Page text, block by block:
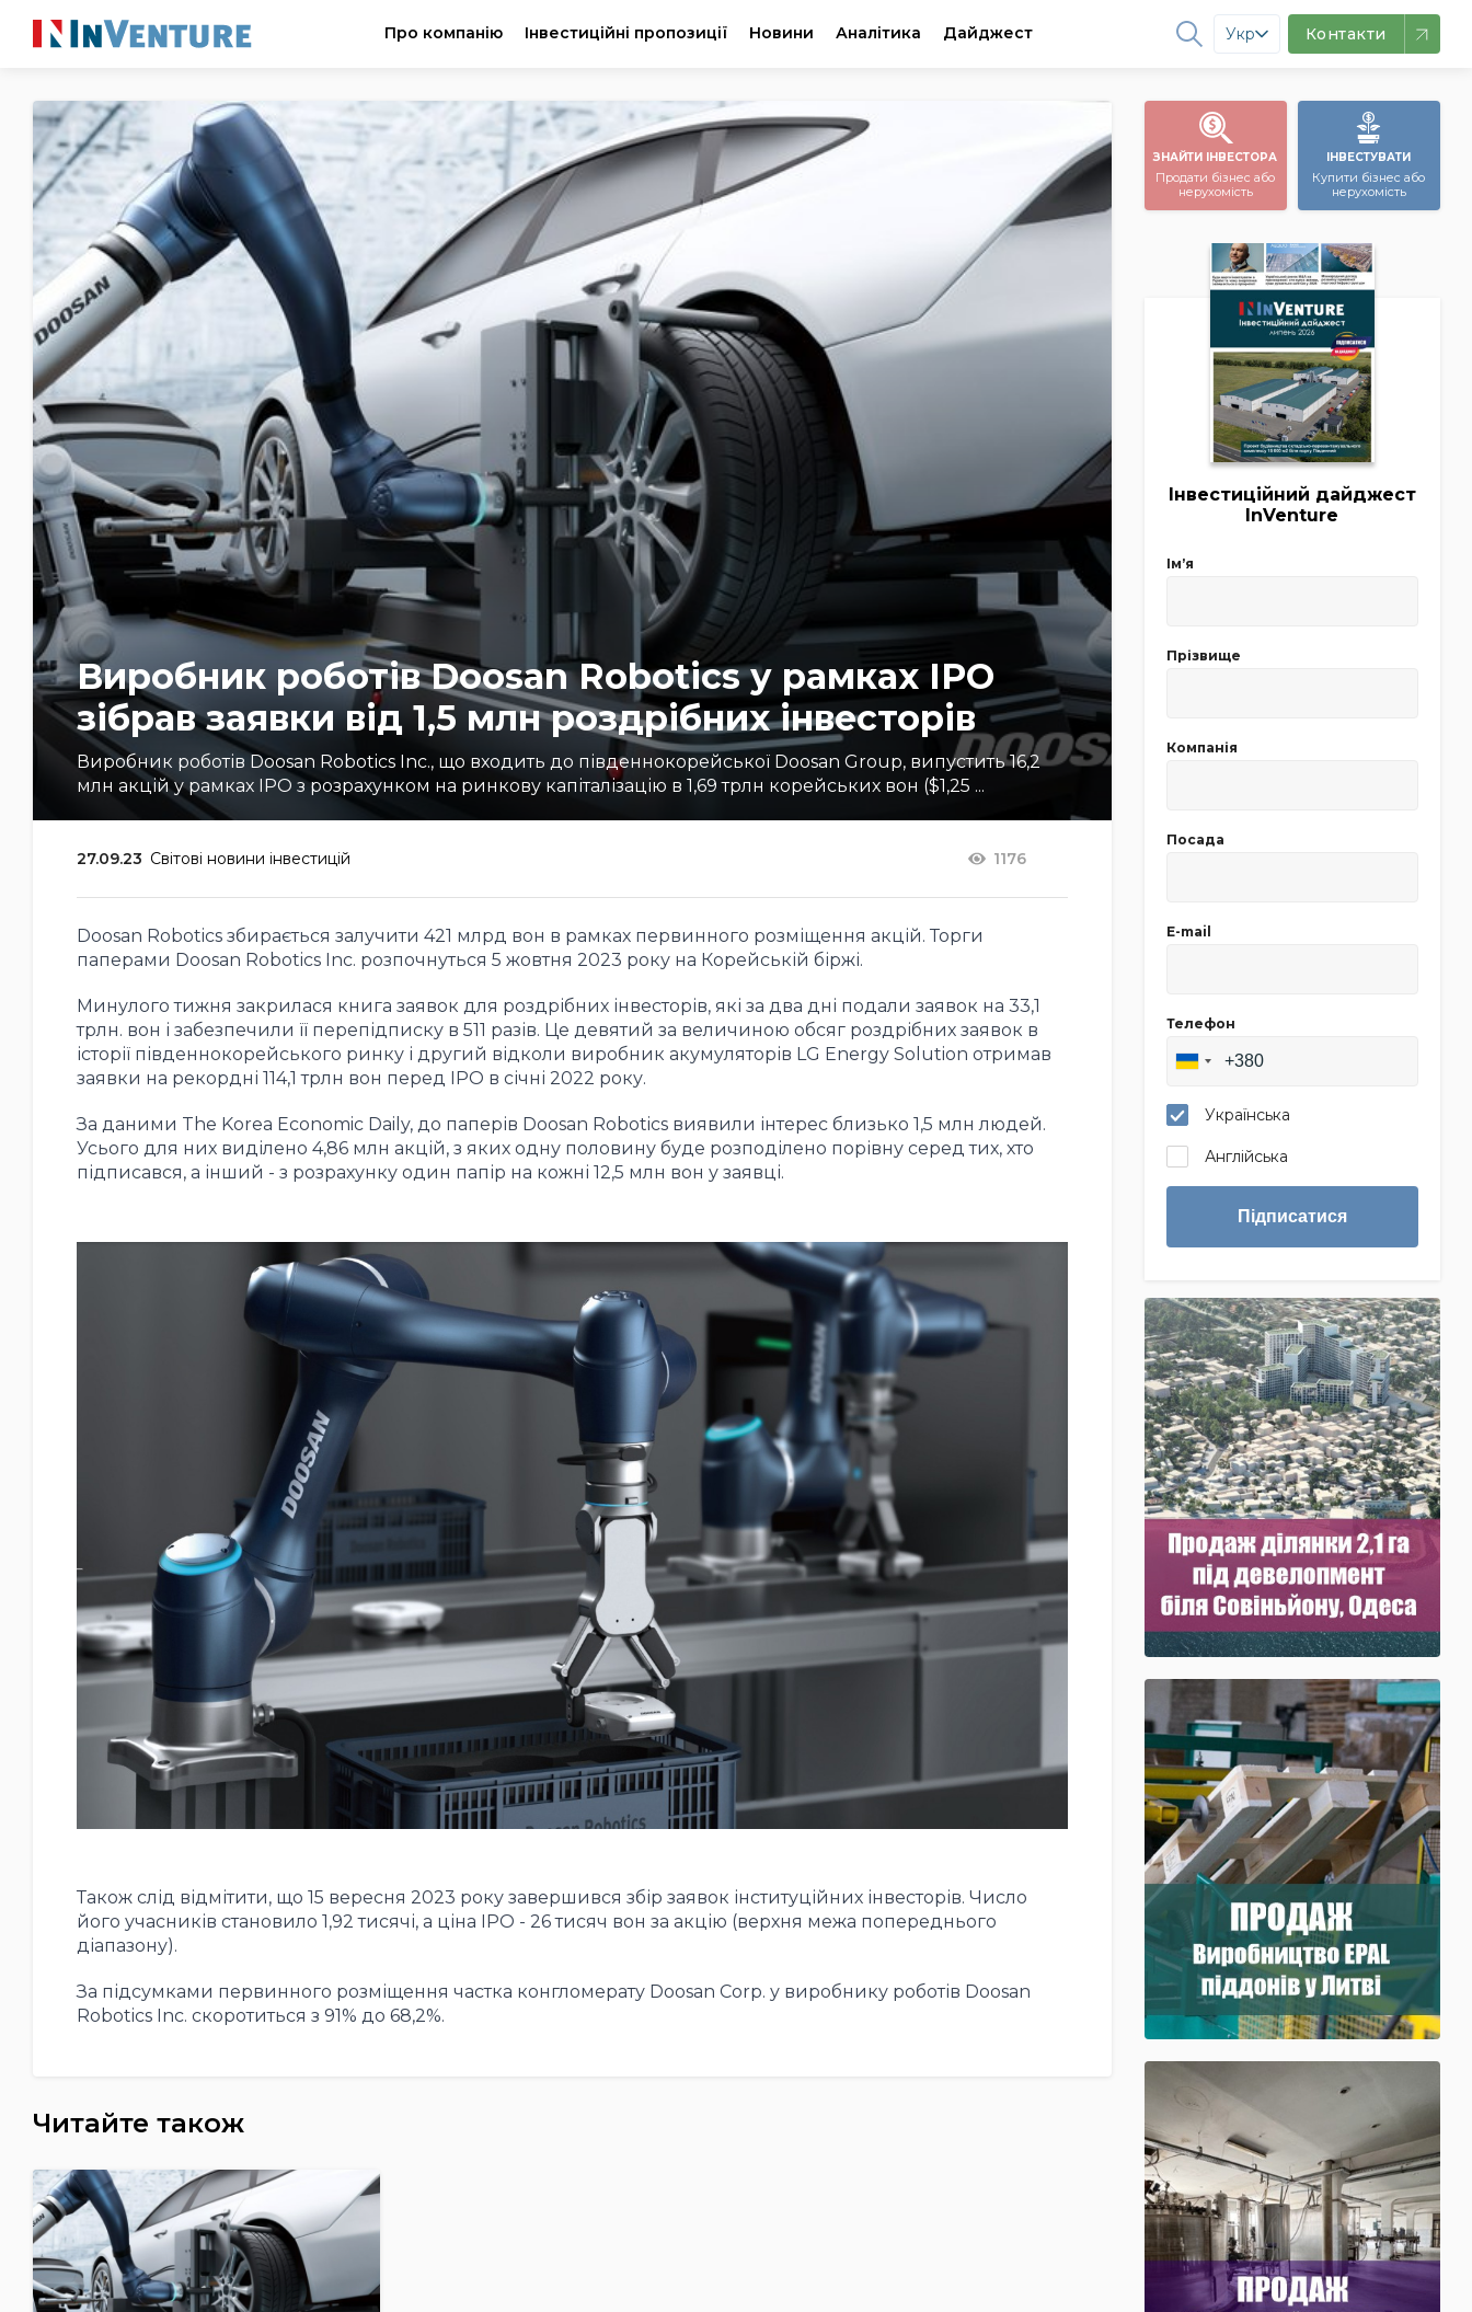
Про компанію Інвестиційні пропозиції Новини Аналітика Дайджест Укр Контакти
Виробник роботів Doosan Robotics у рамках IPO
зібрав заявки від 1,5 млн роздрібних інвесторів
Виробник роботів Doosan Robotics Inc., що входить до південнокорейської Doosan Group, випустить 16,2
млн акцій у рамках IPO з розрахунком на ринкову капіталізацію в 1,69 трлн корейських вон ($1,25 ...
27.09.23 Світові новини інвестицій 1176
Doosan Robotics збирається залучити 421 млрд вон в рамках первинного розміщення акцій. Торги
паперами Doosan Robotics Inc. розпочнуться 5 жовтня 2023 року на Корейській біржі.
Минулого тижня закрилася книга заявок для роздрібних інвесторів, які за два дні подали заявок на 33,1
трлн. вон і забезпечили її перепідписку в 511 разів. Це девятий за величиною обсяг роздрібних заявок в
історії південнокорейського ринку і другий відколи виробник акумуляторів LG Energy Solution отримав
заявки на рекордні 114,1 трлн вон перед IPO в січні 2022 року.
За даними The Korea Economic Daily, до паперів Doosan Robotics виявили інтерес близько 1,5 млн людей.
Усього для них виділено 4,86 млн акцій, з яких одну половину буде розподілено порівну серед тих, хто
підписався, а інший - з розрахунку один папір на кожні 12,5 млн вон у заявці.
Також слід відмітити, що 15 вересня 2023 року завершився збір заявок інституційних інвесторів. Число
його учасників становило 1,92 тисячі, а ціна IPO - 26 тисяч вон за акцію (верхня межа попереднього
діапазону).
За підсумками первинного розміщення частка конгломерату Doosan Corp. у виробнику роботів Doosan
Robotics Inc. скоротиться з 91% до 68,2%.
Читайте також
ЗНАЙТИ ІНВЕСТОРА
Продати бізнес або
нерухомість
ІНВЕСТУВАТИ
Купити бізнес або
нерухомість
Інвестиційний дайджест
InVenture
Імʼя
Прізвище
Компанія
Посада
E-mail
Телефон
Українська
Англійська
Підписатися